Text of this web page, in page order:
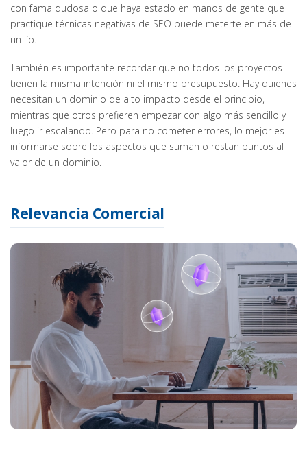
con fama dudosa o que haya estado en manos de gente que
practique técnicas negativas de SEO puede meterte en más de
un lío.
También es importante recordar que no todos los proyectos
tienen la misma intención ni el mismo presupuesto. Hay quienes
necesitan un dominio de alto impacto desde el principio,
mientras que otros prefieren empezar con algo más sencillo y
luego ir escalando. Pero para no cometer errores, lo mejor es
informarse sobre los aspectos que suman o restan puntos al
valor de un dominio.
Relevancia Comercial